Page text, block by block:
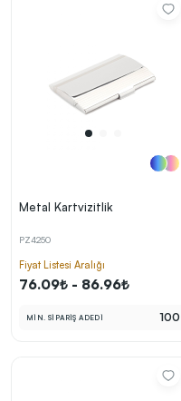
Metal Kartvizitlik
PZ4250
Fiyat Listesi Aralığı
76.09₺ - 86.96₺
MİN. SİPARİŞ ADEDİ 100